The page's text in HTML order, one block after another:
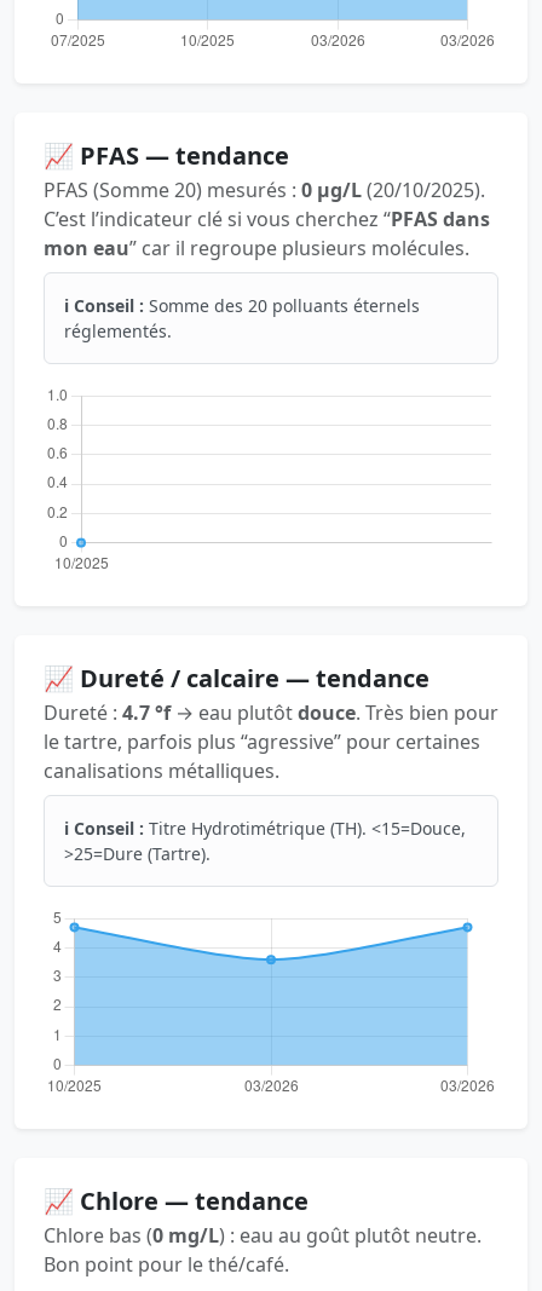
📈 PFAS — tendance
PFAS (Somme 20) mesurés : 0 µg/L(20/10/2025).
C’est l’indicateur clé si vous cherchez “PFAS dans
mon eau” car il regroupe plusieurs molécules.
ℹ️ Conseil : Somme des 20 polluants éternels
réglementés.
📈 Dureté / calcaire — tendance
Dureté : 4.7 °f→ eau plutôtdouce. Très bien pour
le tartre, parfois plus “agressive” pour certaines
canalisations métalliques.
ℹ️ Conseil : Titre Hydrotimétrique (TH). <15=Douce,
>25=Dure (Tartre).
📈 Chlore — tendance
Chlore bas (0 mg/L) : eau au goût plutôt neutre.
Bon point pour le thé/café.